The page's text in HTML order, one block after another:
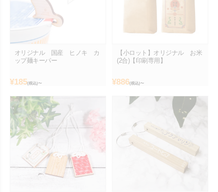
オリジナル 国産 ヒノキ カ
ップ麺キーパー
¥185(税込)〜
【小ロット】オリジナル お米
(2合)【印刷専用】
¥886(税込)〜